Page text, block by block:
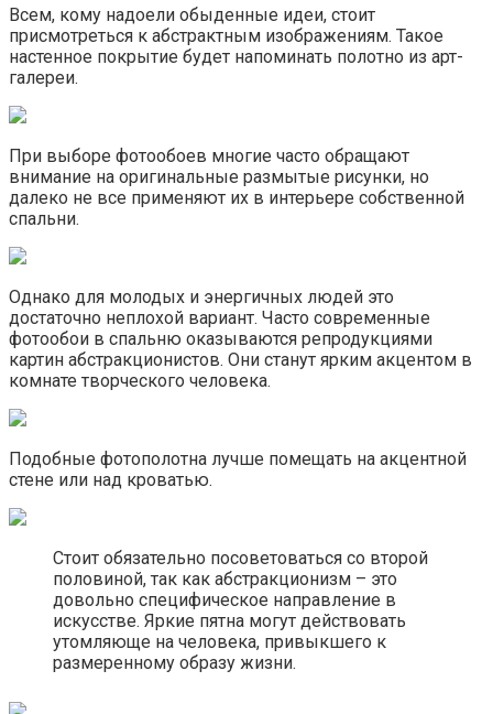
Всем, кому надоели обыденные идеи, стоит
присмотреться к абстрактным изображениям. Такое
настенное покрытие будет напоминать полотно из арт-
галереи.
При выборе фотообоев многие часто обращают
внимание на оригинальные размытые рисунки, но
далеко не все применяют их в интерьере собственной
спальни.
Однако для молодых и энергичных людей это
достаточно неплохой вариант. Часто современные
фотообои в спальню оказываются репродукциями
картин абстракционистов. Они станут ярким акцентом в
комнате творческого человека.
Подобные фотополотна лучше помещать на акцентной
стене или над кроватью.
Стоит обязательно посоветоваться со второй
половиной, так как абстракционизм – это
довольно специфическое направление в
искусстве. Яркие пятна могут действовать
утомляюще на человека, привыкшего к
размеренному образу жизни.